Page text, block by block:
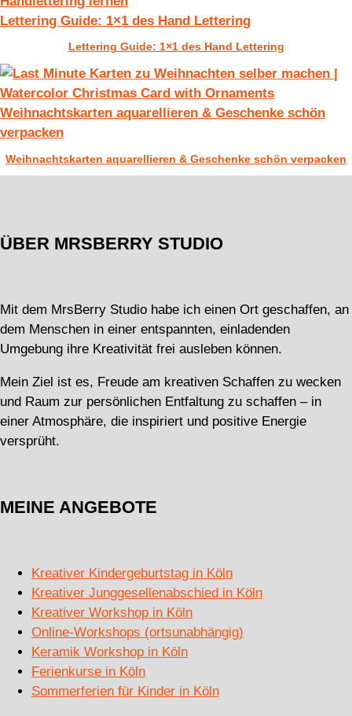
Lettering Guide: 1×1 des Hand Lettering
Lettering Guide: 1×1 des Hand Lettering
Weihnachtskarten aquarellieren & Geschenke schön
verpacken
Weihnachtskarten aquarellieren & Geschenke schön verpacken
ÜBER MRSBERRY STUDIO
Mit dem MrsBerry Studio habe ich einen Ort geschaffen, an
dem Menschen in einer entspannten, einladenden
Umgebung ihre Kreativität frei ausleben können.
Mein Ziel ist es, Freude am kreativen Schaffen zu wecken
und Raum zur persönlichen Entfaltung zu schaffen – in
einer Atmosphäre, die inspiriert und positive Energie
versprüht.
MEINE ANGEBOTE
Kreativer Kindergeburtstag in Köln
Kreativer Junggesellenabschied in Köln
Kreativer Workshop in Köln
Online-Workshops (ortsunabhängig)
Keramik Workshop in Köln
Ferienkurse in Köln
Sommerferien für Kinder in Köln